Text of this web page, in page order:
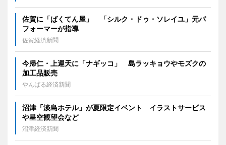
佐賀に「ばくてん屋」 「シルク・ドゥ・ソレイユ」元パ
フォーマーが指導
佐賀経済新聞
今帰仁・上運天に「ナギッコ」 島ラッキョウやモズクの
加工品販売
やんばる経済新聞
沼津「淡島ホテル」が夏限定イベント イラストサービス
や星空観望会など
沼津経済新聞